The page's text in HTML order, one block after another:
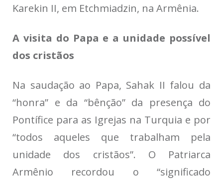
Karekin II, em Etchmiadzin, na Armênia.
A visita do Papa e a unidade possível
dos cristãos
Na saudação ao Papa, Sahak II falou da
“honra” e da “bênção” da presença do
Pontífice para as Igrejas na Turquia e por
“todos aqueles que trabalham pela
unidade dos cristãos”. O Patriarca
Armênio recordou o “significado